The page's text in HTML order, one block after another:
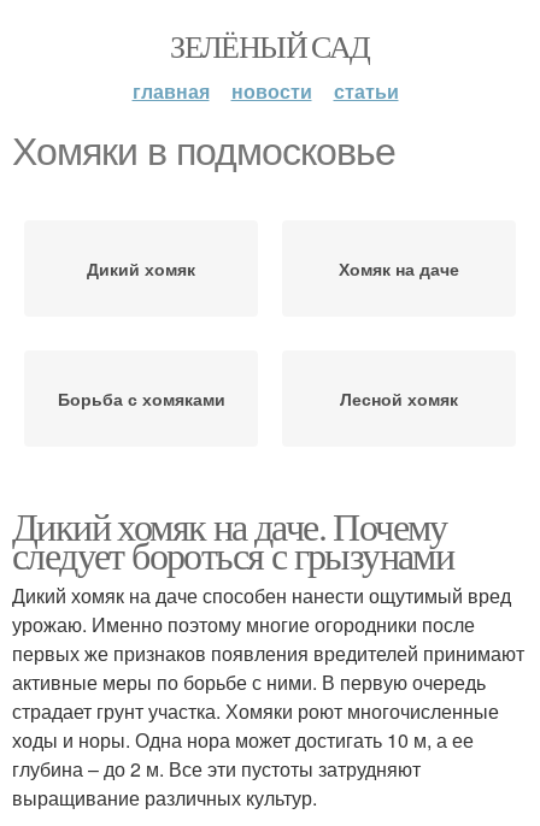
ЗЕЛЁНЫЙ САД
главная новости статьи
Хомяки в подмосковье
Дикий хомяк Хомяк на даче
Борьба с хомяками Лесной хомяк
Дикий хомяк на даче. Почему
следует бороться с грызунами
Дикий хомяк на даче способен нанести ощутимый вред
урожаю. Именно поэтому многие огородники после
первых же признаков появления вредителей принимают
активные меры по борьбе с ними. В первую очередь
страдает грунт участка. Хомяки роют многочисленные
ходы и норы. Одна нора может достигать 10 м, а ее
глубина – до 2 м. Все эти пустоты затрудняют
выращивание различных культур.